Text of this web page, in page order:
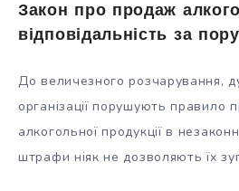
Закон про продаж
відповідальність за
До величезного розчарування,
організації порушують правило
алкогольної продукції в
штрафи ніяк не дозволяють їх